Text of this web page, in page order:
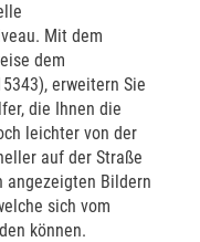
Mit dem
dem
erweitern Sie
die Ihnen die
leichter von der
auf der Straße
angezeigten Bildern
sich vom
können.